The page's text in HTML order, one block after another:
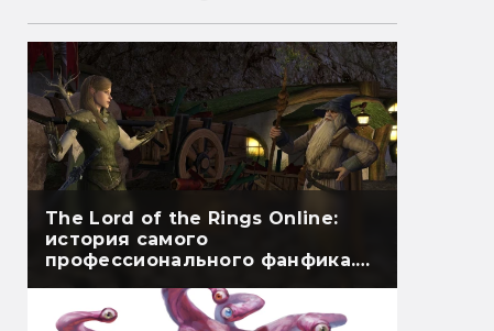
The Lord of the Rings Online:
история самого
профессионального фанфика.